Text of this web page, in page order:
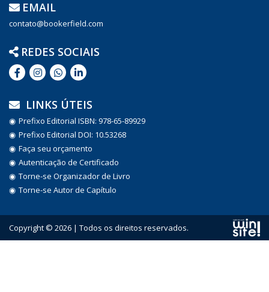
EMAIL
contato@bookerfield.com
REDES SOCIAIS
LINKS ÚTEIS
Prefixo Editorial ISBN: 978-65-89929
Prefixo Editorial DOI: 10.53268
Faça seu orçamento
Autenticação de Certificado
Torne-se Organizador de Livro
Torne-se Autor de Capítulo
Copyright © 2026 | Todos os direitos reservados.